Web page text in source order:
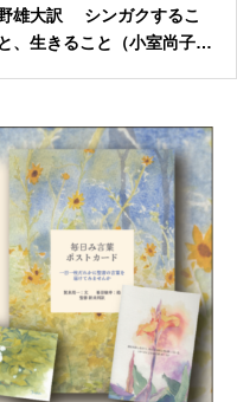
雄大訳 シンガクするこ
と、生きること（小室尚子）